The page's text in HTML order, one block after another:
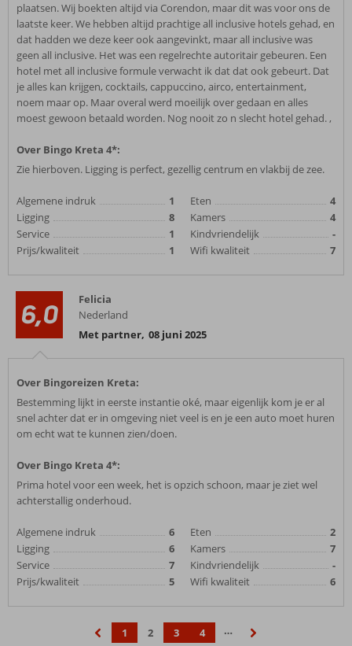
plaatsen. Wij boekten altijd via Corendon, maar dit was voor ons de
laatste keer. We hebben altijd prachtige all inclusive hotels gehad, en
dat hadden we deze keer ook aangevinkt, maar all inclusive was
geen all inclusive. Het was een regelrechte autoritair gebeuren. Een
hotel met all inclusive formule verwacht ik dat dat ook gebeurt. Dat
je alles kan krijgen, cocktails, cappuccino, airco, entertainment,
noem maar op. Maar overal werd moeilijk over gedaan en alles
moest gewoon betaald worden. Nog nooit zo n slecht hotel gehad. ,
Over Bingo Kreta 4*:
Zie hierboven. Ligging is perfect, gezellig centrum en vlakbij de zee.
Algemene indruk
1
Ligging
8
Service
1
Prijs/kwaliteit
1
Eten
4
Kamers
4
Kindvriendelijk
-
Wifi kwaliteit
7
6,0
Felicia
Nederland
Met partner, 08 juni 2025
Over Bingoreizen Kreta:
Bestemming lijkt in eerste instantie oké, maar eigenlijk kom je er al
snel achter dat er in omgeving niet veel is en je een auto moet huren
om echt wat te kunnen zien/doen.
Over Bingo Kreta 4*:
Prima hotel voor een week, het is opzich schoon, maar je ziet wel
achterstallig onderhoud.
Algemene indruk
6
Ligging
6
Service
7
Prijs/kwaliteit
5
Eten
2
Kamers
7
Kindvriendelijk
-
Wifi kwaliteit
6
1 2 3 4
…